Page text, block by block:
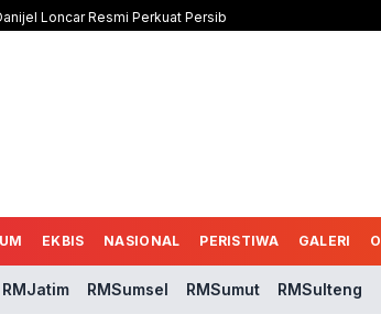
Loncar Resmi Perkuat Persib
EKBIS NASIONAL PERISTIWA GALERI
RMJatim RMSumsel RMSumut RMSulteng